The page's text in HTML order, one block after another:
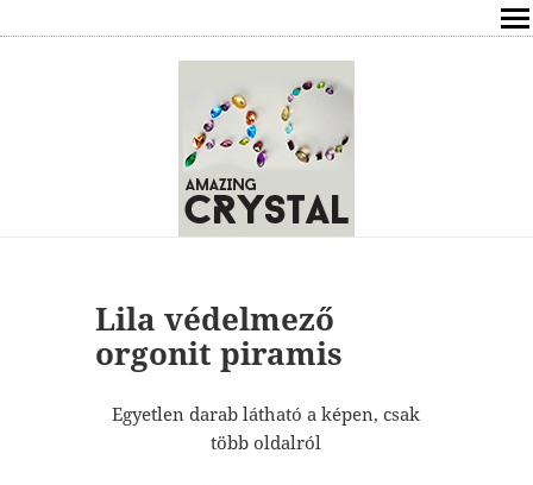
ÍRÁSOK
ÁSVÁNYOK HATÁSAI
ELÉRHETŐSÉG
ONLINE GYÓGYÍTÁS,TANÁCSADÁS
FREE
Lila védelmező
orgonit piramis
Egyetlen darab látható a képen, csak
több oldalról